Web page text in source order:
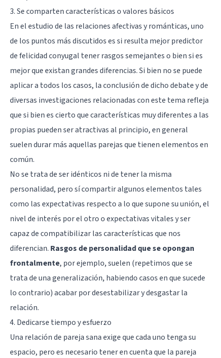
3. Se comparten características o valores básicos
En el estudio de las relaciones afectivas y románticas, uno
de los puntos más discutidos es si resulta mejor predictor
de felicidad conyugal tener rasgos semejantes o bien si es
mejor que existan grandes diferencias. Si bien no se puede
aplicar a todos los casos, la conclusión de dicho debate y de
diversas investigaciones relacionadas con este tema refleja
que si bien es cierto que características muy diferentes a las
propias pueden ser atractivas al principio, en general
suelen durar más aquellas parejas que tienen elementos en
común.
No se trata de ser idénticos ni de tener la misma
personalidad, pero sí compartir algunos elementos tales
como las expectativas respecto a lo que supone su unión, el
nivel de interés por el otro o expectativas vitales y ser
capaz de compatibilizar las características que nos
diferencian. Rasgos de personalidad que se opongan
frontalmente, por ejemplo, suelen (repetimos que se
trata de una generalización, habiendo casos en que sucede
lo contrario) acabar por desestabilizar y desgastar la
relación.
4. Dedicarse tiempo y esfuerzo
Una relación de pareja sana exige que cada uno tenga su
espacio, pero es necesario tener en cuenta que la pareja